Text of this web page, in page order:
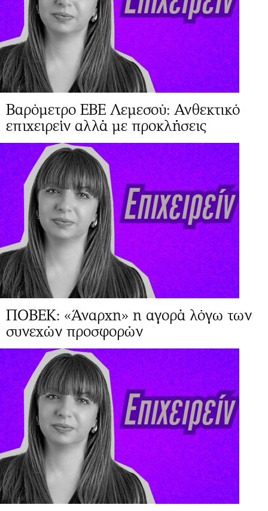
Βαρόμετρο ΕΒΕ Λεμεσού: Ανθεκτικό
επιχειρείν αλλά με προκλήσεις
ΠΟΒΕΚ: «Άναρχη» η αγορά λόγω των
συνεχών προσφορών